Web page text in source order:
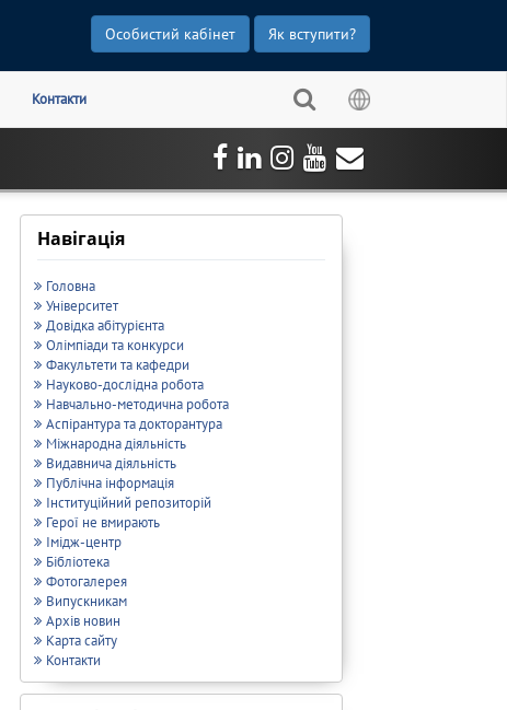
Особистий кабінет Як вступити?
Контакти
Навігація
Головна
Університет
Довідка абітурієнта
Олімпіади та конкурси
Факультети та кафедри
Науково-дослідна робота
Навчально-методична робота
Аспірантура та докторантура
Міжнародна діяльність
Видавнича діяльність
Публічна інформація
Інституційний репозиторій
Герої не вмирають
Імідж-центр
Бібліотека
Фотогалерея
Випускникам
Архів новин
Карта сайту
Контакти